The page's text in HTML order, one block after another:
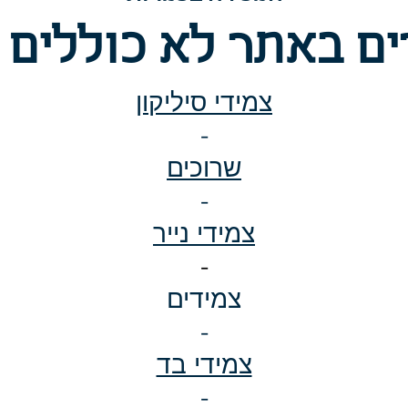
באתר לא
צמידי סיליקון
-
שרוכים
-
צמידי נייר
-
צמידים
-
צמידי בד
-